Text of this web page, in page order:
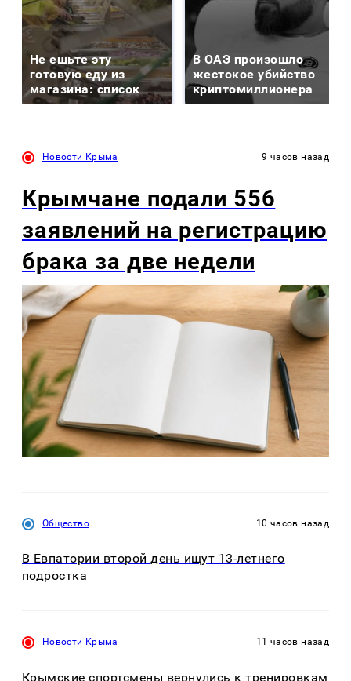
Не ешьте эту
готовую еду из
магазина: список
В ОАЭ произошло
жестокое убийство
криптомиллионера
Новости Крыма 9 часов назад
Крымчане подали 556
заявлений на регистрацию
брака за две недели
Общество 10 часов назад
В Евпатории второй день ищут 13-летнего
подростка
Новости Крыма 11 часов назад
Крымские спортсмены вернулись к тренировкам